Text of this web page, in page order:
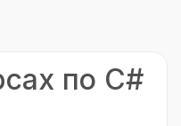
по C#